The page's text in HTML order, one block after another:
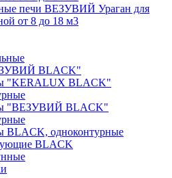
печи ВЕЗУВИЙ Ураган для
от 8 до 18 м3
BLACK"
"KERALUX BLACK"
"ВЕЗУВИЙ BLACK"
BLACK, одноконтурные
BLACK